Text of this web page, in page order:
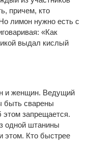
причем, кто
лимон нужно есть с
«Как
выдал кислый
и женщин. Ведущий
быть сварены
запрещается.
одной штанины
этом. Кто быстрее